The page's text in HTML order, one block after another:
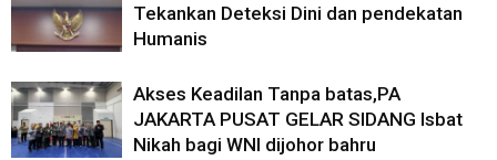
Tekankan Deteksi Dini dan pendekatan
Humanis
Akses Keadilan Tanpa batas,PA
JAKARTA PUSAT GELAR SIDANG Isbat
Nikah bagi WNI dijohor bahru